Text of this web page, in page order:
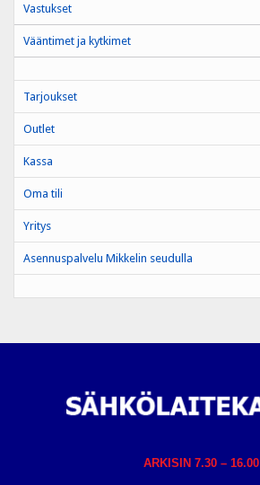
Vastukset
Vääntimet ja kytkimet
Tarjoukset
Outlet
Kassa
Oma tili
Yritys
Asennuspalvelu Mikkelin seudulla
ARKISIN 7.30 – 16.00